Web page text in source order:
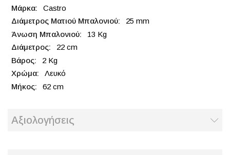
Castro
25 mm
13 Kg
22 cm
2 Kg
Λευκό
62 cm
Αξιολογήσεις